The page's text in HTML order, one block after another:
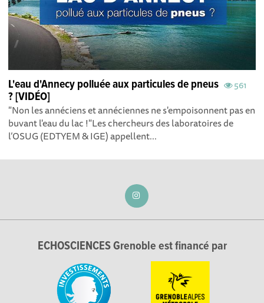
561
L'eau d'Annecy polluée aux particules de pneus
? [VIDÉO]
"Non les annéciens et annéciennes ne s'empoisonnent pas en
buvant l'eau du lac !"Les chercheurs des laboratoires de
l’OSUG (EDTYEM & IGE) appellent...
ECHOSCIENCES Grenoble est financé par